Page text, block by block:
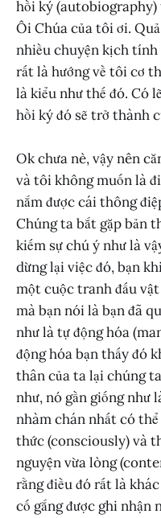
hồi ký
Ôi Chúa của tôi ơi.
nhiều chuyện kịch tính
rất là hướng về tôi cơ
là kiểu như thế đó. Có
hồi ký đó sẽ trở thành
Ok chưa nè, vậy nên
và tôi không muốn là
nắm được cái thông
Chúng ta bắt gặp bản
kiếm sự chú ý như là
dừng lại việc đó, bạn
một cuộc tranh đấu
mà bạn nói là bạn đã
như là tự động hóa
động hóa bạn thấy đó
thân của ta lại chúng
như, nó gần giống như
nhàm chán nhất có
thức (consciously) và
nguyện vừa lòng
rằng điều đó rất là
cố gắng được ghi nhận